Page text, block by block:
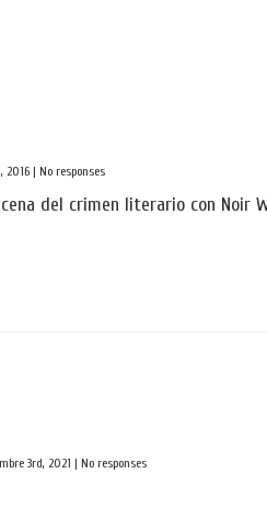
2016 | No responses
del crimen literario con Noir
3rd, 2021 | No responses